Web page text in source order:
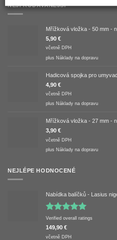
NEJPRODÁVANĚJŠÍ
Mřížková vložka - 50 mm -
5,90 €
včetně DPH
plus Náklady na dopravu
Hadicová spojka pro
4,90 €
včetně DPH
plus Náklady na dopravu
Mřížková vložka - 27 mm -
3,90 €
včetně DPH
plus Náklady na dopravu
NEJLÉPE HODNOCENÉ
Nabídka balíčků - Lasius
Hodnocení
5.00z 5
Verified overall ratings
149,90 €
včetně DPH